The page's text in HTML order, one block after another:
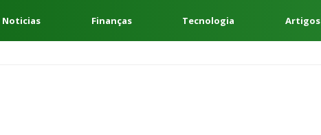
Finanças Tecnologia Artigos